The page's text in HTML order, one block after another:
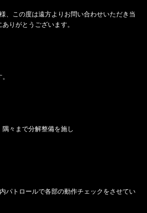
、この度は遠方よりお問い合わせいただき当
りがとうございます。
々まで分解整備を施し
パトロールで各部の動作チェックをさせてい